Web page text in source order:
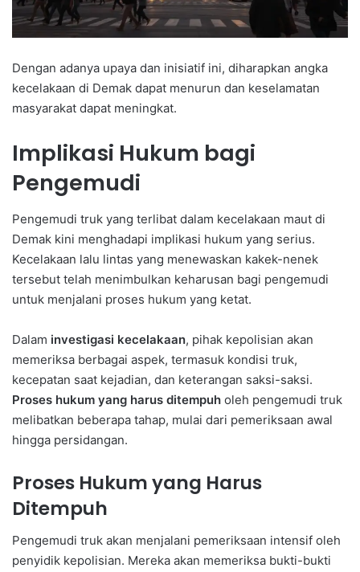
Dengan adanya upaya dan inisiatif ini, diharapkan angka
kecelakaan di Demak dapat menurun dan keselamatan
masyarakat dapat meningkat.
Implikasi Hukum bagi
Pengemudi
Pengemudi truk yang terlibat dalam kecelakaan maut di
Demak kini menghadapi implikasi hukum yang serius.
Kecelakaan lalu lintas yang menewaskan kakek-nenek
tersebut telah menimbulkan keharusan bagi pengemudi
untuk menjalani proses hukum yang ketat.
Dalam investigasi kecelakaan, pihak kepolisian akan
memeriksa berbagai aspek, termasuk kondisi truk,
kecepatan saat kejadian, dan keterangan saksi-saksi.
Proses hukum yang harus ditempuh oleh pengemudi truk
melibatkan beberapa tahap, mulai dari pemeriksaan awal
hingga persidangan.
Proses Hukum yang Harus
Ditempuh
Pengemudi truk akan menjalani pemeriksaan intensif oleh
penyidik kepolisian. Mereka akan memeriksa bukti-bukti